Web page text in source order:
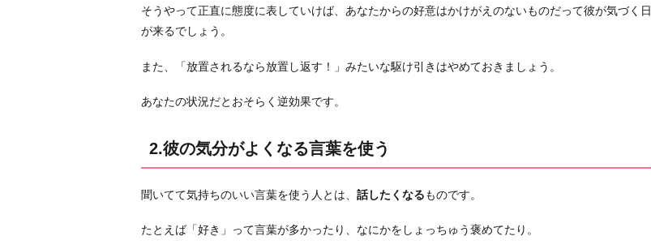
な
デ
に
気
よ
誘
そうやって正直に態度に表していけば、あなたからの好意はかけがえのないものだって彼が気づく日
が来るでしょう。
また、「放置されるなら放置し返す！」みたいな駆け引きはやめておきましょう。
あなたの状況だとおそらく逆効果です。
2.彼の気分がよくなる言葉を使う
聞いてて気持ちのいい言葉を使う人とは、 話したくなるものです。
たとえば「好き」って言葉が多かったり、なにかをしょっちゅう褒めてたり。